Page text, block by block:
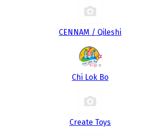
CENNAM / Qileshi
Chi Lok Bo
Create Toys